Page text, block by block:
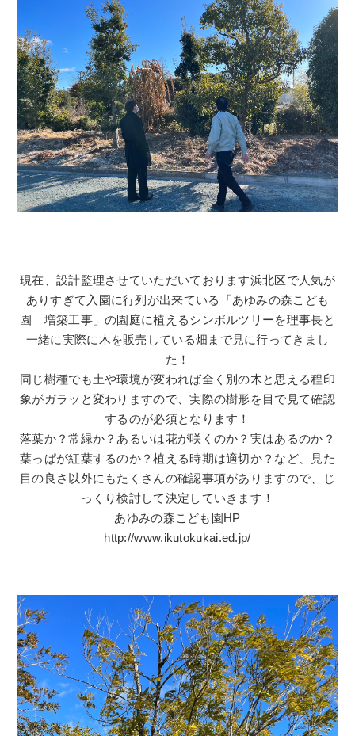
現在、設計監理させていただいております浜北区で人気が
ありすぎて入園に行列が出来ている「あゆみの森こども
園 増築工事」の園庭に植えるシンボルツリーを理事長と
一緒に実際に木を販売している畑まで見に行ってきまし
た！
同じ樹種でも土や環境が変われば全く別の木と思える程印
象がガラッと変わりますので、実際の樹形を目で見て確認
するのが必須となります！
落葉か？常緑か？あるいは花が咲くのか？実はあるのか？
葉っぱが紅葉するのか？植える時期は適切か？など、見た
目の良さ以外にもたくさんの確認事項がありますので、じ
っくり検討して決定していきます！
あゆみの森こども園HP
http://www.ikutokukai.ed.jp/